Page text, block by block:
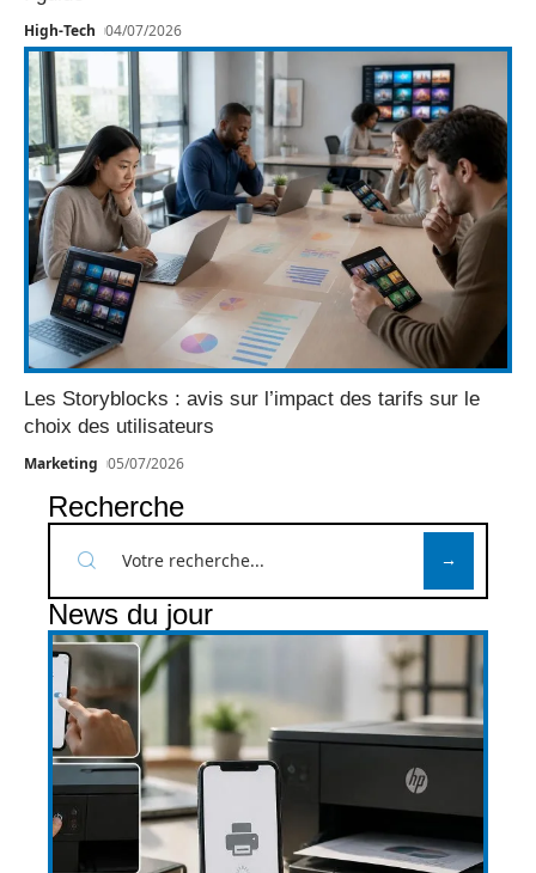
High-Tech 04/07/2026
Les Storyblocks : avis sur l’impact des tarifs sur le
choix des utilisateurs
Marketing 05/07/2026
Recherche
News du jour